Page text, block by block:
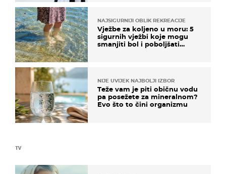
TV
NAJSIGURNIJI OBLIK REKREACIJE
Vježbe za koljeno u moru: 5
sigurnih vježbi koje mogu
smanjiti bol i poboljšati
NIJE UVIJEK NAJBOLJI IZBOR
Teže vam je piti običnu vodu
pa posežete za mineralnom?
Evo što to čini organizmu